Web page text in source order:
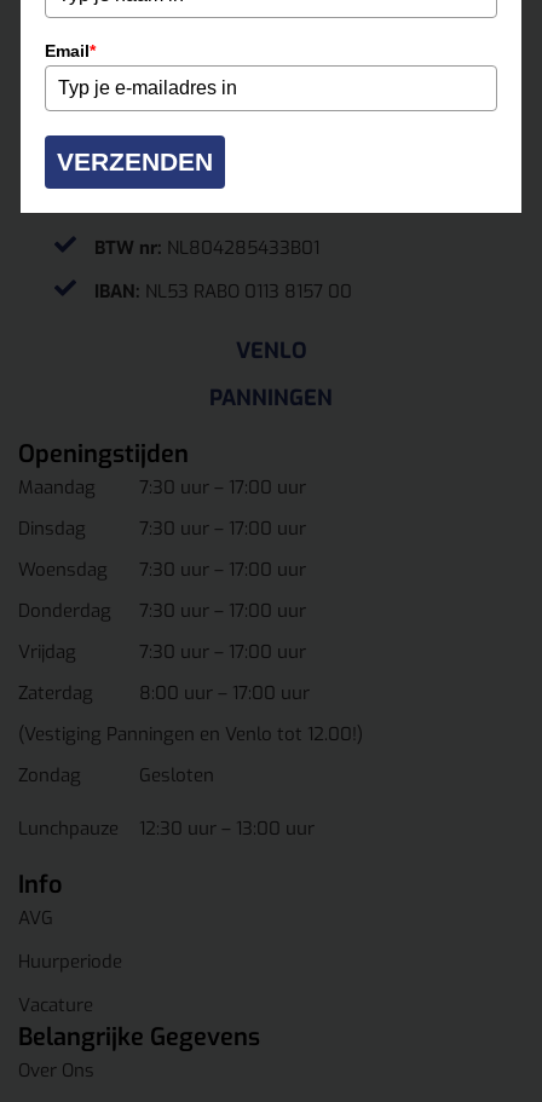
VENLO
PANNINGEN
0475-331500
roermond@multihuur.nl
Jules Breukersstraat 15-17
6041 BP Roermond
BTW nr: NL804285433B01
IBAN: NL53 RABO 0113 8157 00
Openingstijden
Maandag
7:30 uur – 17:00 uur
Dinsdag
7:30 uur – 17:00 uur
Woensdag
7:30 uur – 17:00 uur
Donderdag
7:30 uur – 17:00 uur
Vrijdag
7:30 uur – 17:00 uur
Zaterdag
8:00 uur – 17:00 uur
(Vestiging Panningen en Venlo tot 12.00!)
Zondag
Gesloten
Lunchpauze 12:30 uur – 13:00 uur
Info
AVG
Huurperiode
Vacature
Belangrijke Gegevens
Over Ons
Email*
VERZENDEN